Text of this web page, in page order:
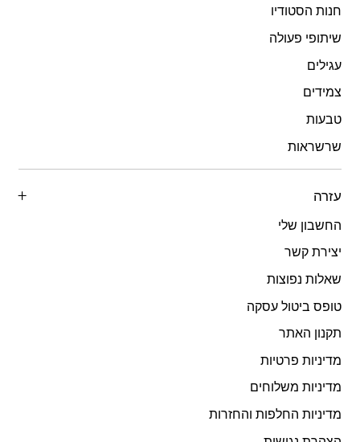
חנות הסטודיו
שיתופי פעולה
עגילים
צמידים
טבעות
שרשראות
עזרה
החשבון שלי
יצירת קשר
שאלות נפוצות
טופס ביטול עסקה
תקנון האתר
מדיניות פרטיות
מדיניות משלוחים
מדיניות החלפות והחזרות